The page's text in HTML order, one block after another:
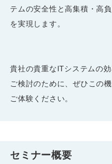
テムの安全性と高集積・高
を実現します。
貴社の貴重なITシステムの
ご検討のために、ぜひこの
ご体験ください。
セミナー概要